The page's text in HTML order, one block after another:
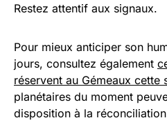
Restez attentif aux signaux.
Pour mieux anticiper son
jours, consultez également
réservent au Gémeaux cette
planétaires du moment
disposition à la